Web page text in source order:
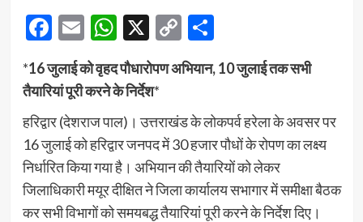
Facebook
EmailWhatsApp
X Copy
Link
Share
*16 जुलाई को वृहद पौधारोपण अभियान, 10 जुलाई तक सभी
तैयारियां पूरी करने के निर्देश*
हरिद्वार (देशराज पाल)। उत्तराखंड के लोकपर्व हरेला के अवसर पर
16 जुलाई को हरिद्वार जनपद में 30 हजार पौधों के रोपण का लक्ष्य
निर्धारित किया गया है। अभियान की तैयारियों को लेकर
जिलाधिकारी मयूर दीक्षित ने जिला कार्यालय सभागार में समीक्षा बैठक
कर सभी विभागों को समयबद्ध तैयारियां पूरी करने के निर्देश दिए।